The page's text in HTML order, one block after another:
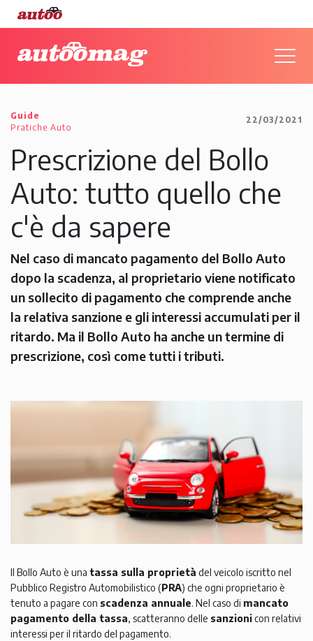
Guide
Pratiche Auto
22/03/2021
Prescrizione del Bollo
Auto: tutto quello che
c'è da sapere
Nel caso di mancato pagamento del Bollo Auto
dopo la scadenza, al proprietario viene notificato
un sollecito di pagamento che comprende anche
la relativa sanzione e gli interessi accumulati per il
ritardo. Ma il Bollo Auto ha anche un termine di
prescrizione, così come tutti i tributi.
Il Bollo Auto è una tassa sulla proprietà del veicolo iscritto nel
Pubblico Registro Automobilistico (PRA) che ogni proprietario è
tenuto a pagare con scadenza annuale. Nel caso di mancato
pagamento della tassa, scatteranno delle sanzionicon relativi
interessi per il ritardo del pagamento.